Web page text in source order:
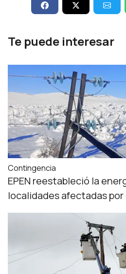
Te puede interesar
Contingencia
EPEN reestableció la
localidades afectadas